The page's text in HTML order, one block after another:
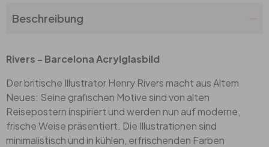
Beschreibung
Rivers - Barcelona Acrylglasbild
Der britische Illustrator Henry Rivers macht aus Altem
Neues: Seine grafischen Motive sind von alten
Reisepostern inspiriert und werden nun auf moderne,
frische Weise präsentiert. Die Illustrationen sind
minimalistisch und in kühlen, erfrischenden Farben